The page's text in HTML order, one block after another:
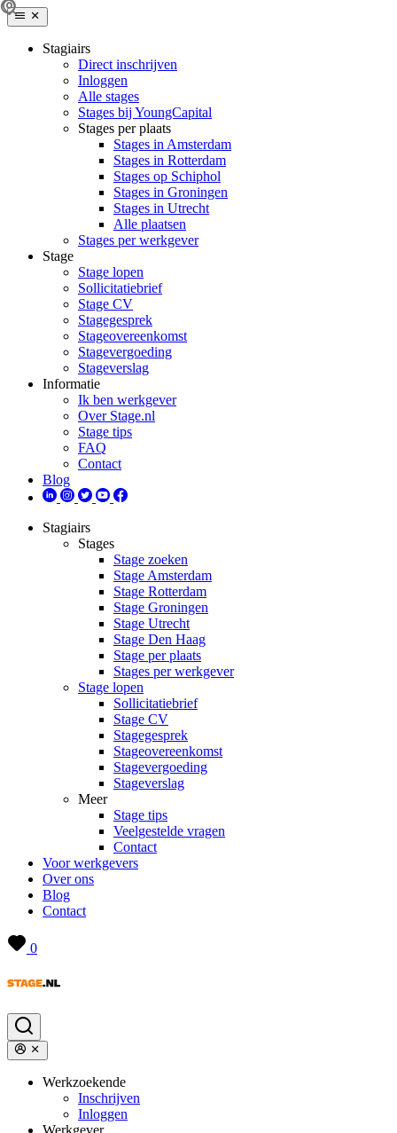
Stagiairs
Direct inschrijven
Inloggen
Alle stages
Stages bij YoungCapital
Stages per plaats
Stages in Amsterdam
Stages in Rotterdam
Stages op Schiphol
Stages in Groningen
Stages in Utrecht
Alle plaatsen
Stages per werkgever
Stage
Stage lopen
Sollicitatiebrief
Stage CV
Stagegesprek
Stageovereenkomst
Stagevergoeding
Stageverslag
Informatie
Ik ben werkgever
Over Stage.nl
Stage tips
FAQ
Contact
Blog
Stagiairs
Stages
Stage zoeken
Stage Amsterdam
Stage Rotterdam
Stage Groningen
Stage Utrecht
Stage Den Haag
Stage per plaats
Stages per werkgever
Stage lopen
Sollicitatiebrief
Stage CV
Stagegesprek
Stageovereenkomst
Stagevergoeding
Stageverslag
Meer
Stage tips
Veelgestelde vragen
Contact
Voor werkgevers
Over ons
Blog
Contact
0
Werkzoekende
Inschrijven
Inloggen
Werkgever